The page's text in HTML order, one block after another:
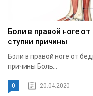
Боли в правой ноге
ступни причины
Боли в правой ноге от
причины Боль...
0 20.04.2020